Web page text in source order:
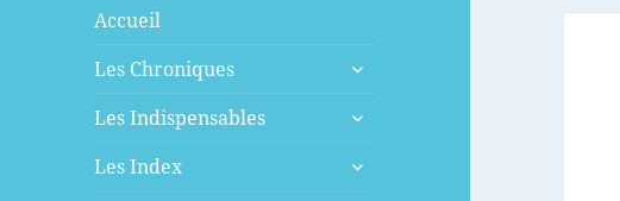
Accueil
Les Chroniques
ouvrir
sous-
Les Indispensables
ouvrir
sous-
Les Index
ouvrir